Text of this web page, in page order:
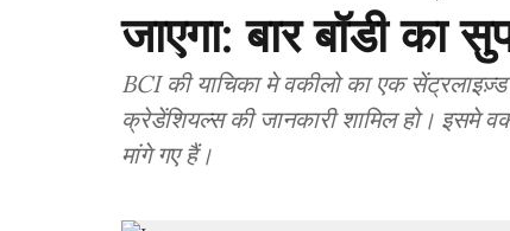
जाएगा: बार बॉडी का
BCI की याचिका मे वकीलो का एक
क्रेडेंशियल्स की जानकारी शामिल हो। इसमे
मांगे गए हैं।